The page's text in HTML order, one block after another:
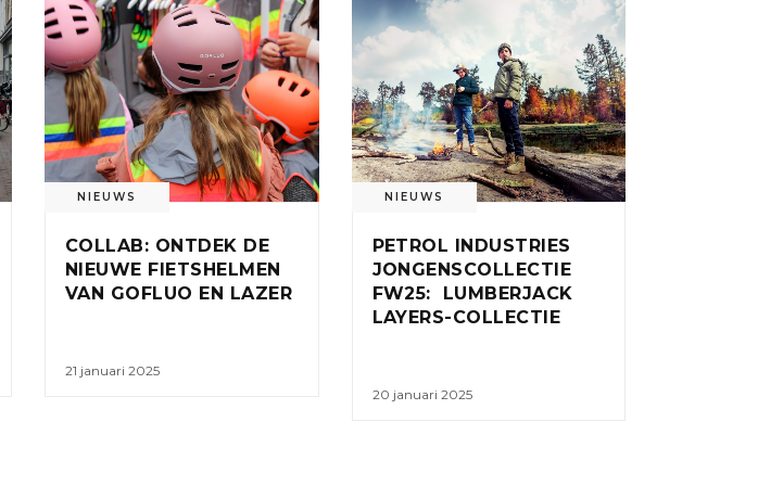
NIEUWS
COLLAB: ONTDEK DE
NIEUWE FIETSHELMEN
VAN GOFLUO EN LAZER
21 januari 2025
NIEUWS
PETROL INDUSTRIES
JONGENSCOLLECTIE
FW25: LUMBERJACK
LAYERS-COLLECTIE
20 januari 2025